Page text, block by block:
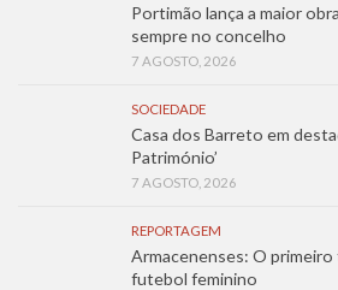
Portimão lança a maior
sempre no concelho
7 AGOSTO, 2026
SOCIEDADE
Casa dos Barreto em
Património’
7 AGOSTO, 2026
REPORTAGEM
Armacenenses: O
futebol feminino